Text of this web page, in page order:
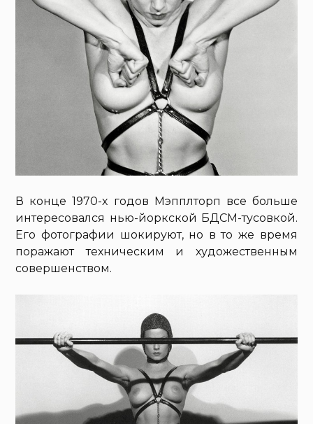
В конце 1970-х годов Мэпплторп все больше
интересовался нью-йоркской БДСМ-тусовкой.
Его фотографии шокируют, но в то же время
поражают техническим и художественным
совершенством.